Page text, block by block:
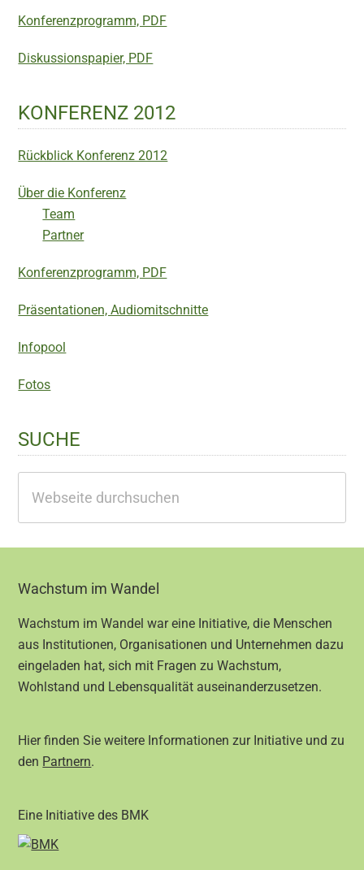
Konferenzprogramm, PDF
Diskussionspapier, PDF
KONFERENZ 2012
Rückblick Konferenz 2012
Über die Konferenz
Team
Partner
Konferenzprogramm, PDF
Präsentationen, Audiomitschnitte
Infopool
Fotos
SUCHE
durchsuchen
Footer
Wachstum im Wandel
Wachstum im Wandel war eine Initiative, die Menschen
aus Institutionen, Organisationen und Unternehmen dazu
eingeladen hat, sich mit Fragen zu Wachstum,
Wohlstand und Lebensqualität auseinanderzusetzen.
Hier finden Sie weitere Informationen zur Initiative und zu
den Partnern.
Eine Initiative des BMK